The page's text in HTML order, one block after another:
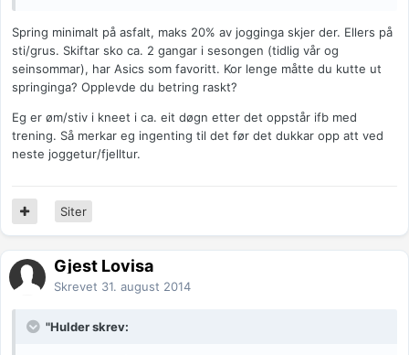
Spring minimalt på asfalt, maks 20% av jogginga skjer der. Ellers på
sti/grus. Skiftar sko ca. 2 gangar i sesongen (tidlig vår og
seinsommar), har Asics som favoritt. Kor lenge måtte du kutte ut
springinga? Opplevde du betring raskt?
Eg er øm/stiv i kneet i ca. eit døgn etter det oppstår ifb med
trening. Så merkar eg ingenting til det før det dukkar opp att ved
neste joggetur/fjelltur.
Siter
Gjest Lovisa
Skrevet 31. august 2014
"Hulder skrev: